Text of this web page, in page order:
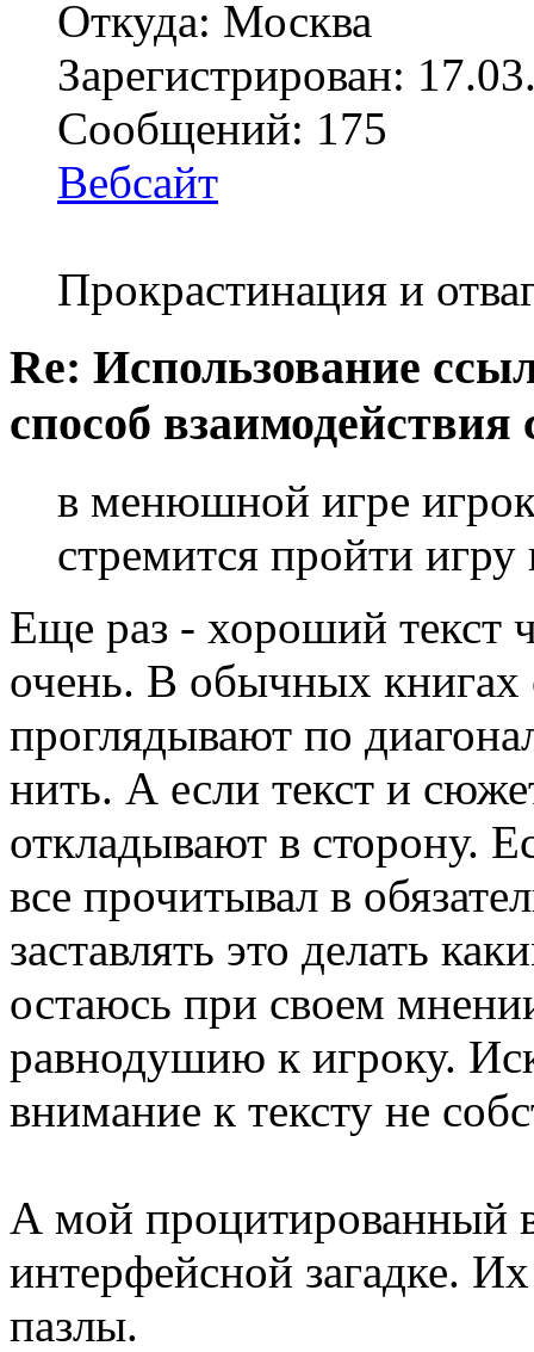
Откуда: Москва
Зарегистрирован:
Сообщений: 175
Вебсайт
Прокрастинация и
Re: Использование
способ взаимодействия
в менюшной игре игрок
стремится пройти игру
Еще раз - хороший текст
очень. В обычных
проглядывают по
нить. А если текст и
откладывают в сторону.
все прочитывал в
заставлять это делать
остаюсь при своем
равнодушию к игроку.
внимание к тексту не
А мой процитированный
интерфейсной загадке.
пазлы.